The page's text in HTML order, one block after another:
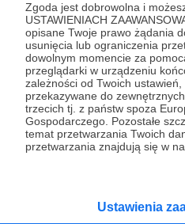
Zgoda jest dobrowolna i
USTAWIENIACH
opisane Twoje prawo żądania
usunięcia lub ograniczenia
dowolnym momencie za
przeglądarki w urządzeniu
zależności od Twoich
przekazywane do
trzecich tj. z państw spoza
Gospodarczego. Pozostałe
temat przetwarzania Twoich
przetwarzania znajdują się w
Ustawienia
22.11.2022 ● Komentarze: 2
Witajcie!
❤❤❤
chór szczecin